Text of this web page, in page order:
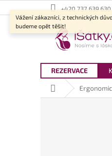
na
obsah
Vážení zákazníci, z technických
budeme opět těšit!
+420 737 639 630
REZERVACE
Domů